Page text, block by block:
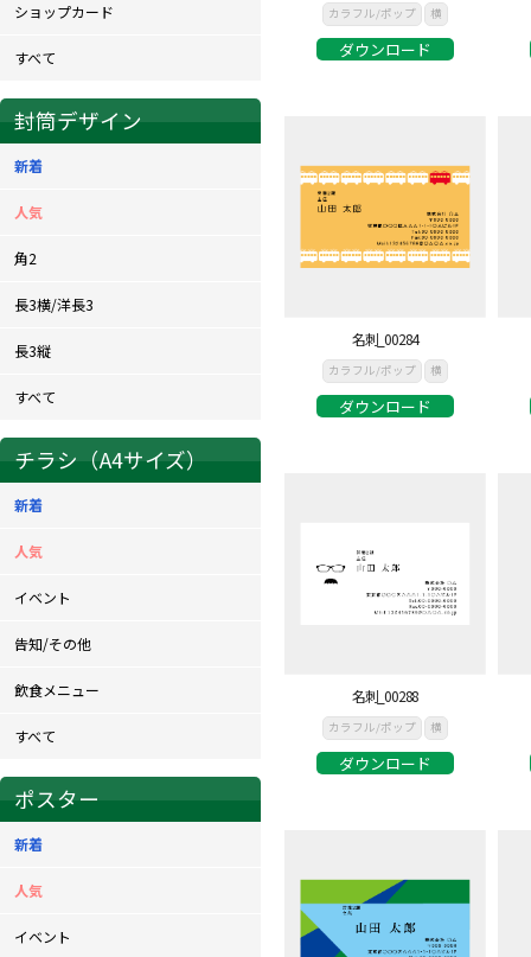
カラフル/ポップ 横
ダウンロード
名刺_00284
カラフル/ポップ 横
ダウンロード
名刺_00288
カラフル/ポップ 横
ダウンロード
ショップカード
すべて
封筒デザイン
新着
人気
角2
長3横/洋長3
長3縦
すべて
チラシ（A4サイズ）
新着
人気
イベント
告知/その他
飲食メニュー
すべて
ポスター
新着
人気
イベント